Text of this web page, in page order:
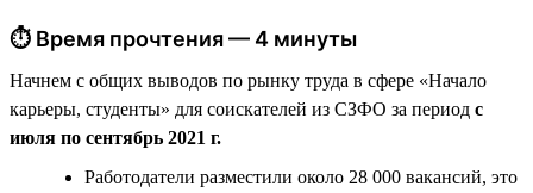
⏱ Время прочтения — 4 минуты
Начнем с общих выводов по рынку труда в сфере «Начало
карьеры, студенты» для соискателей из СЗФО за период с
июля по сентябрь 2021 г.
Работодатели разместили около 28 000 вакансий, это